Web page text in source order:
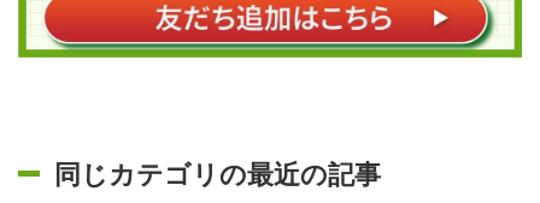
同じカテゴリの最近の記事